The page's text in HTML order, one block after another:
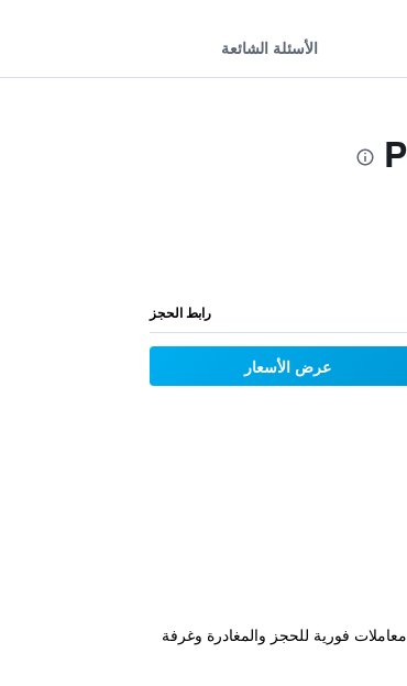
الأسئلة الشائعة
رابط الحجز
عرض الأسعار
الساعة، معاملات فورية للحجز والمغادرة وغرفة